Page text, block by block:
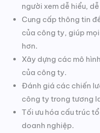
người xem dễ hiểu,
Cung cấp thông tin
của công ty, giúp
hơn.
Xây dựng các mô
của công ty.
Đánh giá các chiến
công ty trong tương
Tối ưu hóa cấu trúc
doanh nghiệp.